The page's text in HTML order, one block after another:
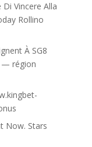
Vincere Alla
Rollino
À SG8
— région
Now. Stars